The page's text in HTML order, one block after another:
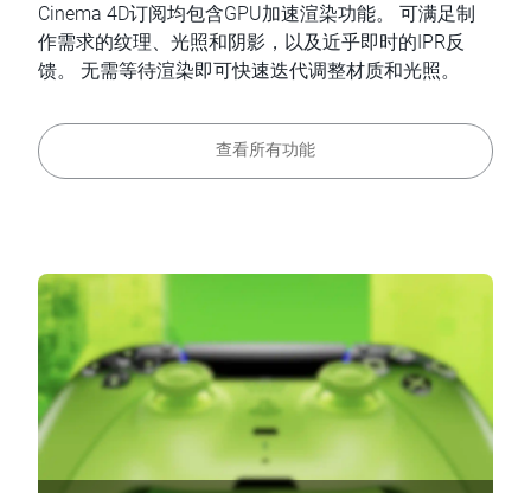
Cinema 4D订阅均包含GPU加速渲染功能。 可满足制
作需求的纹理、光照和阴影，以及近乎即时的IPR反
馈。 无需等待渲染即可快速迭代调整材质和光照。
查看所有功能